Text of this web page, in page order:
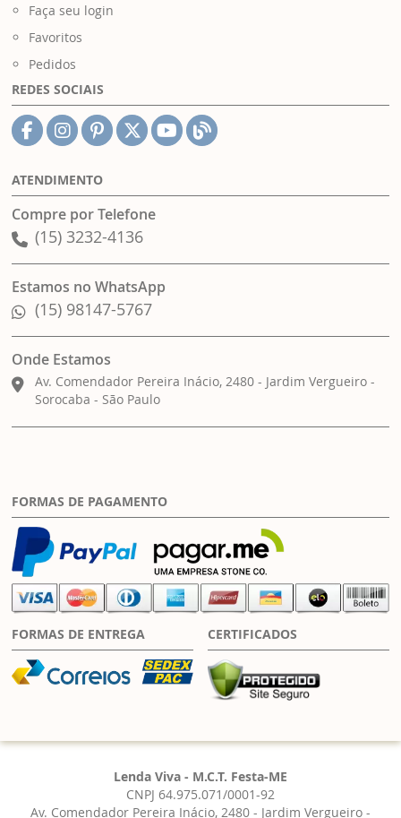
Faça seu login
Favoritos
Pedidos
REDES SOCIAIS
ATENDIMENTO
Compre por Telefone
(15) 3232-4136
Estamos no WhatsApp
(15) 98147-5767
Onde Estamos
Av. Comendador Pereira Inácio, 2480 - Jardim Vergueiro -
Sorocaba - São Paulo
FORMAS DE PAGAMENTO
FORMAS DE ENTREGA CERTIFICADOS
Lenda Viva - M.C.T. Festa-ME
CNPJ 64.975.071/0001-92
Av. Comendador Pereira Inácio, 2480 - Jardim Vergueiro -